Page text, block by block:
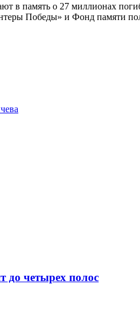
в память о 27 миллионах
Победы» и Фонд памяти
до четырех полос